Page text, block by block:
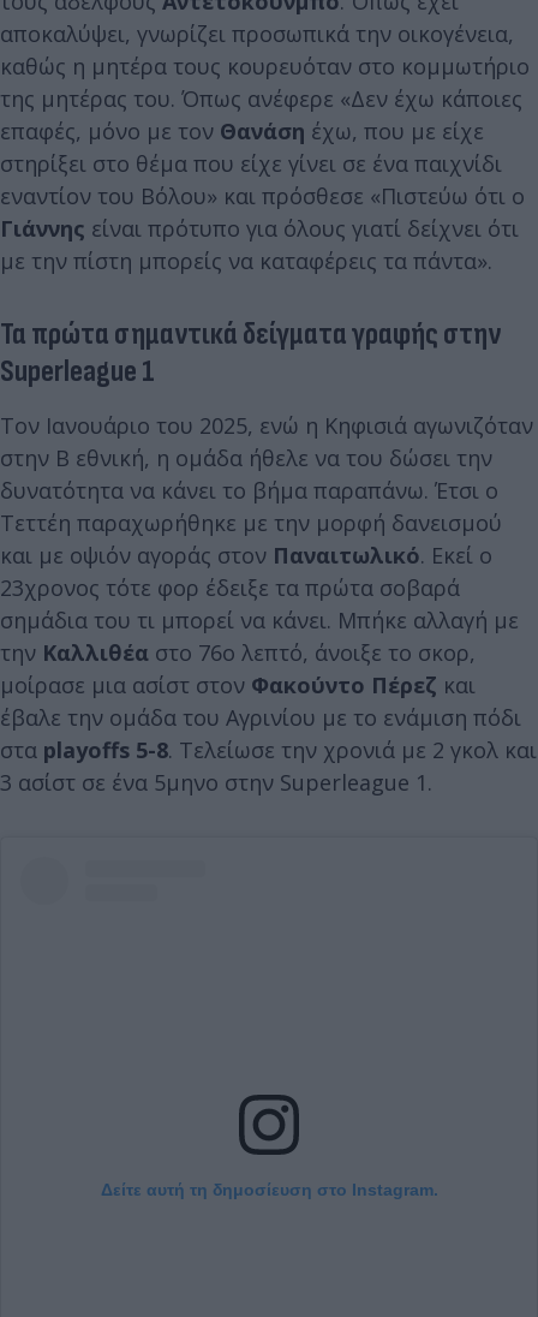
αποκαλύψει, γνωρίζει προσωπικά την οικογένεια,
καθώς η μητέρα τους κουρευόταν στο κομμωτήριο
της μητέρας του. Όπως ανέφερε «Δεν έχω κάποιες
επαφές, μόνο με τον Θανάση έχω, που με είχε
στηρίξει στο θέμα που είχε γίνει σε ένα παιχνίδι
εναντίον του Βόλου» και πρόσθεσε «Πιστεύω ότι ο
Γιάννης είναι πρότυπο για όλους γιατί δείχνει ότι
με την πίστη μπορείς να καταφέρεις τα πάντα».
Τα πρώτα σημαντικά δείγματα γραφής στην
Superleague 1
Τον Ιανουάριο του 2025, ενώ η Κηφισιά αγωνιζόταν
στην Β εθνική, η ομάδα ήθελε να του δώσει την
δυνατότητα να κάνει το βήμα παραπάνω. Έτσι ο
Τεττέη παραχωρήθηκε με την μορφή δανεισμού
και με οψιόν αγοράς στον Παναιτωλικό. Εκεί ο
23χρονος τότε φορ έδειξε τα πρώτα σοβαρά
σημάδια του τι μπορεί να κάνει. Μπήκε αλλαγή με
την Καλλιθέα στο 76ο λεπτό, άνοιξε το σκορ,
μοίρασε μια ασίστ στον Φακούντο Πέρεζ και
έβαλε την ομάδα του Αγρινίου με το ενάμιση πόδι
στα playoffs 5-8. Τελείωσε την χρονιά με 2 γκολ και
3 ασίστ σε ένα 5μηνο στην Superleague 1.
Δείτε αυτή τη δημοσίευση στο Instagram.